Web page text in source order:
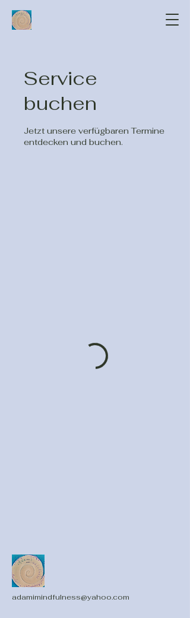
Service
buchen
Jetzt unsere verfügbaren Termine
entdecken und buchen.
adamimindfulness@yahoo.com